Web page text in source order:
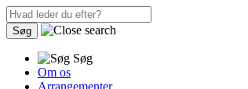
Søg
Søg
Om os
Arrangementer